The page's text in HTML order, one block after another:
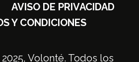
AVISO DE PRIVACIDAD
Y CONDICIONES
Volonté. Todos los